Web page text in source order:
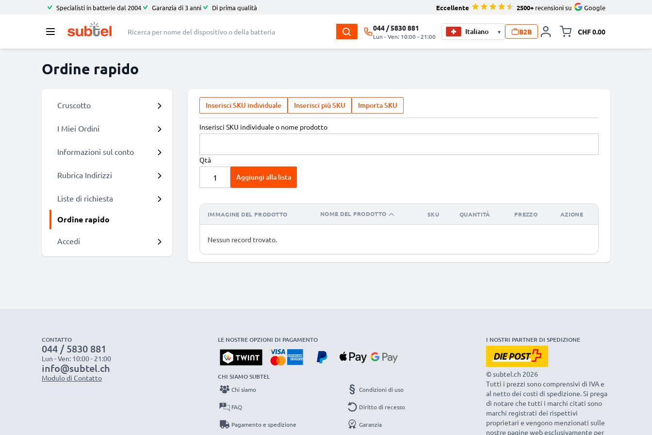
Specialisti in batterie dal 2004 Garanzia di 3 anni Di prima qualità Eccellente 2500+ recensioni su Google
044 / 5830 881
Lun - Ven: 10:00 - 21:00
▾ B2B CHF 0.00
Ordine rapido
Cruscotto
I Miei Ordini
Informazioni sul conto
Rubrica Indirizzi
Liste di richiesta
Ordine rapido
Accedi
Inserisci SKU individuale Inserisci più SKU Importa SKU
Inserisci SKU individuale o nome prodotto
Qtà
Aggiungi alla lista
IMMAGINE DEL PRODOTTO NOME DEL PRODOTTO SKU QUANTITÀ PREZZO AZIONE
Nessun record trovato.
CONTATTO
044 / 5830 881
Lun - Ven: 10:00 - 21:00
info@subtel.ch
Modulo di Contatto
LE NOSTRE OPZIONI DI PAGAMENTO
CHI SIAMO SUBTEL
Chi siamo
FAQ
Pagamento e spedizione
Condizioni di uso
Diritto di recesso
Garanzia
I NOSTRI PARTNER DI SPEDIZIONE
© subtel.ch 2026
Tutti i prezzi sono comprensivi di IVA e
al netto dei costi di spedizione. Si prega
di notare che tutti i marchi citati sono
marchi registrati dei rispettivi
proprietari e vengono menzionati sulle
nostre pagine web esclusivamente per